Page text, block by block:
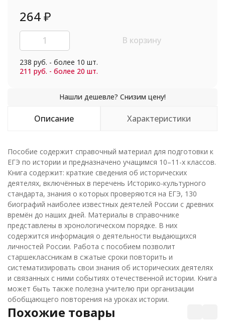
264₽
В корзину
238 руб. - более 10 шт.
211 руб. - более 20 шт.
Описание Характеристики
Пособие содержит справочный материал для подготовки к
ЕГЭ по истории и предназначено учащимся 10–11-х классов.
Книга содержит: краткие сведения об исторических
деятелях, включённых в перечень Историко-культурного
стандарта, знания о которых проверяются на ЕГЭ, 130
биографий наиболее известных деятелей России с древних
времён до наших дней. Материалы в справочнике
представлены в хронологическом порядке. В них
содержится информация о деятельности выдающихся
личностей России. Работа с пособием позволит
старшеклассникам в сжатые сроки повторить и
систематизировать свои знания об исторических деятелях
и связанных с ними событиях отечественной истории. Книга
может быть также полезна учителю при организации
обобщающего повторения на уроках истории.
Похожие товары